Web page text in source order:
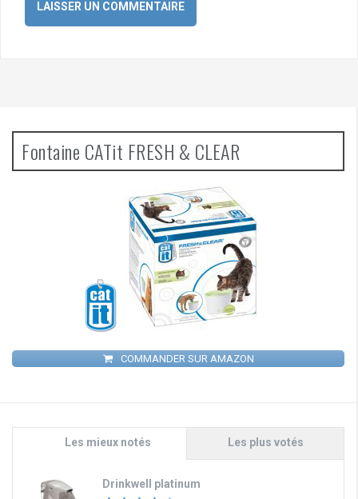
Fontaine CATit FRESH & CLEAR
COMMANDER SUR AMAZON
Les mieux notés Les plus votés
Drinkwell platinum